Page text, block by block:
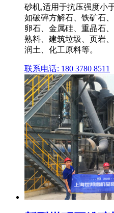
砂机,适用于抗压强度小
如破碎方解石、铁矿石
卵石、金属硅、重晶石
熟料、建筑垃圾、页岩
润土、化工原料等。
联系电话: 180 3780 8511